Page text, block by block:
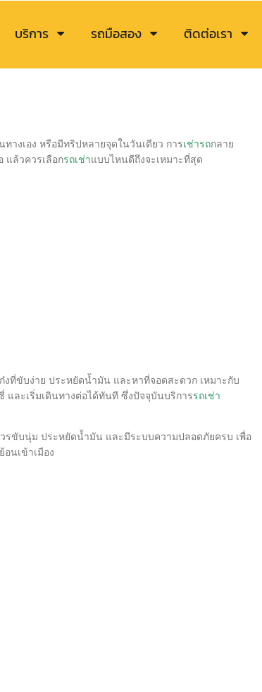
บริการ รถมือสอง ติดต่อเรา
างเอง หรือมีทริปหลายจุดในวันเดียว การเช่ารถกลาย
แล้วควรเลือกรถเช่าแบบไหนดีถึงจะเหมาะที่สุด
งที่ขับง่าย ประหยัดน้ำมัน และหาที่จอดสะดวก เหมาะกับ
และเริ่มเดินทางต่อได้ทันที ซึ่งปัจจุบันบริการรถเช่า
รขับนุ่ม ประหยัดน้ำมัน และมีระบบความปลอดภัยครบ เพื่อ
อนเข้าเมือง